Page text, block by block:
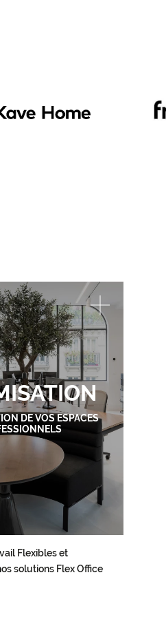
DE VOS ESPACES
Flexibles et
solutions Flex Office